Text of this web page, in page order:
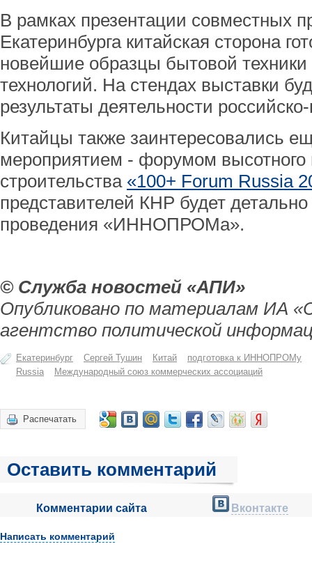
В рамках презентации совместных
Екатеринбурга китайская сторона
новейшие образцы бытовой
технологий. На стендах выставки
результаты деятельности
Китайцы также заинтересовались
мероприятием - форумом высотного
строительства «100+ Forum Russia
представителей КНР будет
проведения «ИННОПРОМа».
© Служба новостей «АПИ»
Опубликовано по материалам ИА
агентство политической
Екатеринбург Сергей Тушин Китай
подготовка к ИННОПРОМу
Russia
Международный союз коммерческих ассоциаций
Распечатать
Оставить комментарий
Комментарии сайта Вконтакте
Написать комментарий